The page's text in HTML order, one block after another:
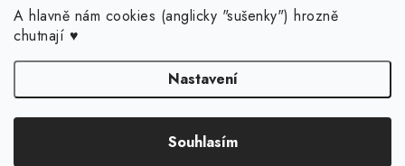
A hlavně nám cookies (anglicky "sušenky") hrozně
chutnají ♥
Nastavení
Souhlasím
Doprava a platba
Vrácení zboží a reklamace
Kontakt
Blog o háčkování a pletení
Proč se může odstín příze Woody časem změnit?
Sady pro začátečníky - Jak začít s háčkováním?
Děkovné cedulky pro učitele a školní personál
Háčkování košíků - návody
Jak háčkovat s neviditelným spojem? Nové video vám to ukáže!
Copyright 2026Dřevěný svět online. Všechna práva vyhrazena.Upravit
nastavení cookies